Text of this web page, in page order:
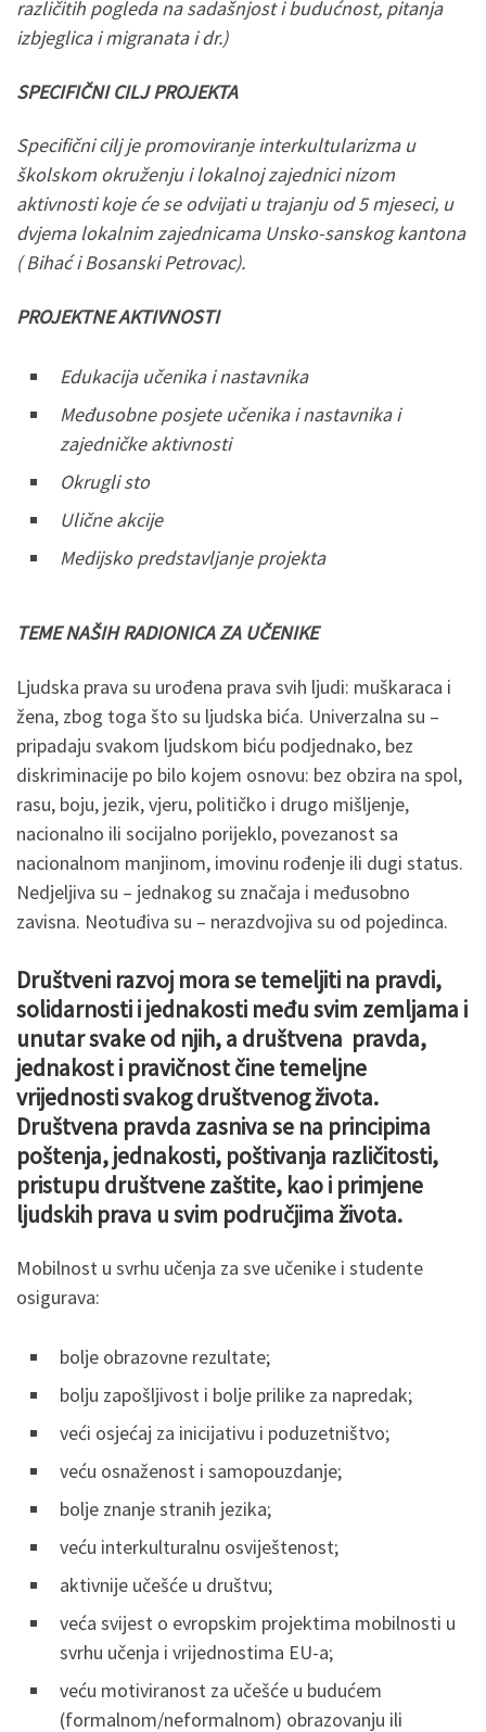
različitih pogleda na sadašnjost i budućnost, pitanja
izbjeglica i migranata i dr.)
SPECIFIČNI CILJ PROJEKTA
Specifični cilj je promoviranje interkultularizma u
školskom okruženju i lokalnoj zajednici nizom
aktivnosti koje će se odvijati u trajanju od 5 mjeseci, u
dvjema lokalnim zajednicama Unsko-sanskog kantona
( Bihać i Bosanski Petrovac).
PROJEKTNE AKTIVNOSTI
Edukacija učenika i nastavnika
Međusobne posjete učenika i nastavnika i
zajedničke aktivnosti
Okrugli sto
Ulične akcije
Medijsko predstavljanje projekta
TEME NAŠIH RADIONICA ZA UČENIKE
Ljudska prava su urođena prava svih ljudi: muškaraca i
žena, zbog toga što su ljudska bića. Univerzalna su –
pripadaju svakom ljudskom biću podjednako, bez
diskriminacije po bilo kojem osnovu: bez obzira na spol,
rasu, boju, jezik, vjeru, političko i drugo mišljenje,
nacionalno ili socijalno porijeklo, povezanost sa
nacionalnom manjinom, imovinu rođenje ili dugi status.
Nedjeljiva su – jednakog su značaja i međusobno
zavisna. Neotuđiva su – nerazdvojiva su od pojedinca.
Društveni razvoj mora se temeljiti na pravdi,
solidarnosti i jednakosti među svim zemljama i
unutar svake od njih, a društvena pravda,
jednakost i pravičnost čine temeljne
vrijednosti svakog društvenog života.
Društvena pravda zasniva se na principima
poštenja, jednakosti, poštivanja različitosti,
pristupu društvene zaštite, kao i primjene
ljudskih prava u svim područjima života.
Mobilnost u svrhu učenja za sve učenike i studente
osigurava:
bolje obrazovne rezultate;
bolju zapošljivost i bolje prilike za napredak;
veći osjećaj za inicijativu i poduzetništvo;
veću osnaženost i samopouzdanje;
bolje znanje stranih jezika;
veću interkulturalnu osviještenost;
aktivnije učešće u društvu;
veća svijest o evropskim projektima mobilnosti u
svrhu učenja i vrijednostima EU-a;
veću motiviranost za učešće u budućem
(formalnom/neformalnom) obrazovanju ili